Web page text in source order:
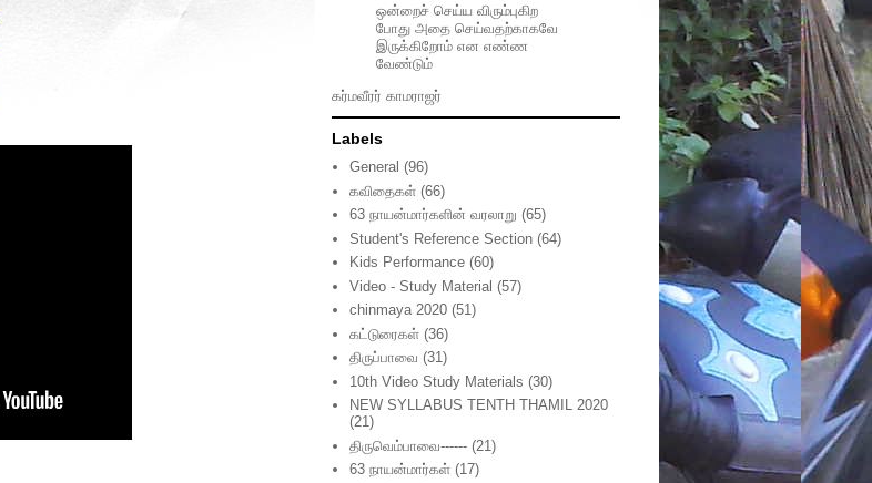
ஒன்றைச் செய்ய விரும்புகிற
போது அதை செய்வதற்காகவே
இருக்கிறோம் என எண்ண
வேண்டும்
கர்மவீரர் காமராஜர்
Labels
General (96)
கவிதைகள் (66)
63 நாயன்மார்களின் வரலாறு (65)
Student's Reference Section (64)
Kids Performance (60)
Video - Study Material (57)
chinmaya 2020 (51)
கட்டுரைகள் (36)
திருப்பாவை (31)
10th Video Study Materials (30)
NEW SYLLABUS TENTH THAMIL 2020
(21)
திருவெம்பாவை------ (21)
63 நாயன்மார்கள் (17)